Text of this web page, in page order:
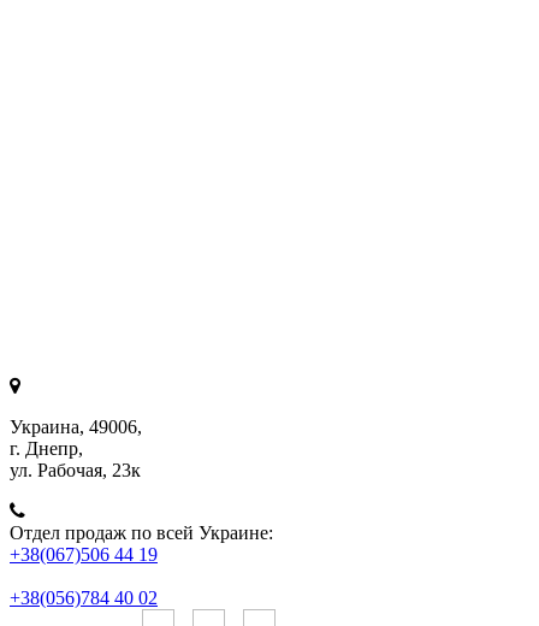
Украина, 49006,
г. Днепр,
ул. Рабочая, 23к
Отдел продаж по всей Украине:
+38(067)506 44 19
+38(056)784 40 02